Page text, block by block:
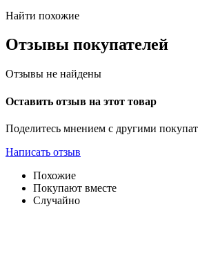
Найти похожие
Отзывы покупателей
Отзывы не найдены
Оставить отзыв на этот товар
Поделитесь мнением с другими
Написать отзыв
Похожие
Покупают вместе
Случайно